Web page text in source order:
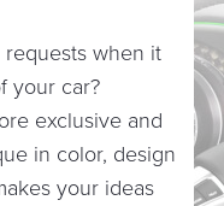
when it
your car?
exclusive and
in color, design
your ideas